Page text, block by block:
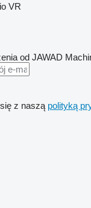
VR
od JAWAD
z naszą polityką